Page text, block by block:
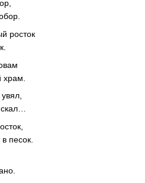
росток
храм.
песок.